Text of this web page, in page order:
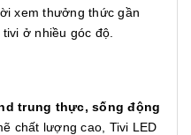
xem thưởng thức gần
ở nhiều góc độ.
trung thực, sống động​
chất lượng cao, Tivi LED